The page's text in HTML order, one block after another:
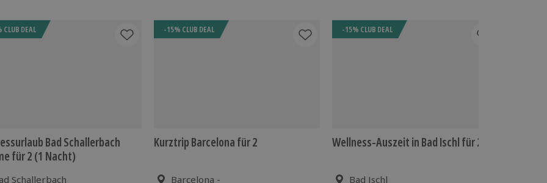
DEAL
Bad Schallerbach
für 2 (1 Nacht)
Schallerbach
-15% CLUB DEAL
Kurztrip Barcelona für 2
Barcelona -
-15% CLUB DEAL
Wellness-Auszeit in Bad Ischl für 2
Bad Ischl